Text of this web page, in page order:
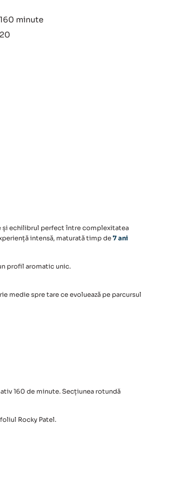
minute
și echilibrul perfect între complexitatea
intensă, maturată timp de7 ani
profil aromatic unic.
medie spre tare ce evoluează pe parcursul
160 de minute. Secțiunea rotundă
Rocky Patel.